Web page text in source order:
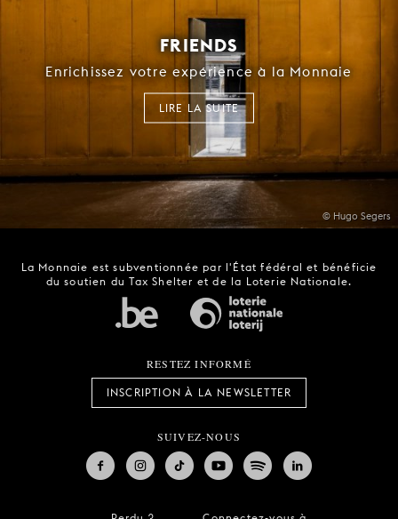
© Hugo Segers
FRIENDS
Enrichissez votre expérience à la Monnaie
LIRE LA SUITE
La Monnaie est subventionnée par l'État fédéral et bénéficie
du soutien du Tax Shelter et de la Loterie Nationale.
RESTEZ INFORMÉ
INSCRIPTION À LA NEWSLETTER
SUIVEZ-NOUS